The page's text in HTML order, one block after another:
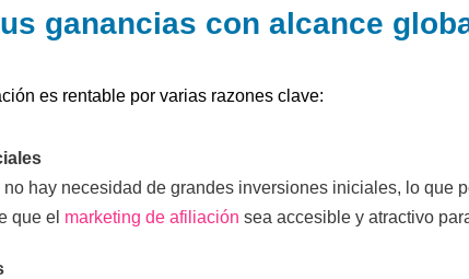
ganancias con alcance
es rentable por varias razones clave:
hay necesidad de grandes inversiones iniciales, lo
que el marketing de afiliación sea accesible y atractivo